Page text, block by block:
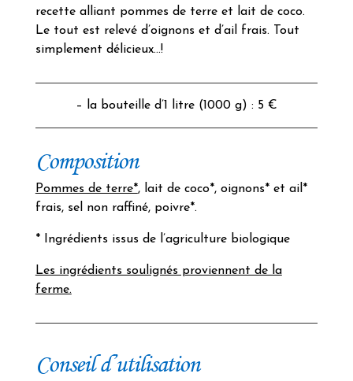
recette alliant pommes de terre et lait de coco.
Le tout est relevé d’oignons et d’ail frais. Tout
simplement délicieux…!
– la bouteille d’1 litre (1000 g) : 5 €
Composition
Pommes de terre*, lait de coco*, oignons* et ail*
frais, sel non raffiné, poivre*.
* Ingrédients issus de l’agriculture biologique
Les ingrédients soulignés proviennent de la
ferme.
Conseil d’utilisation